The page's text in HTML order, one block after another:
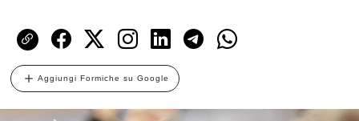
Aggiungi Formiche su Google